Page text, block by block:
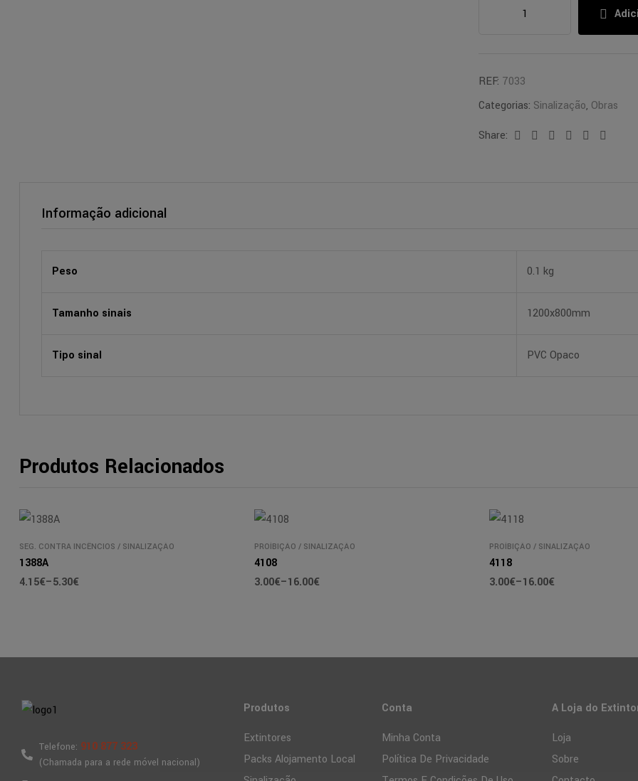
REF: 7033
Categorias: Sinalização, Obras
Share:
Facebook
TwitterLinkedinGoogle+Pinterest
Informação adicional
Peso 0.1 kg
Tamanho sinais 1200x800mm
Tipo sinal PVC Opaco
Produtos Relacionados
SEG. CONTRA INCÊNCIOS / SINALIZAÇÃO
1388A
4.15€–5.30€
PROÍBIÇÃO / SINALIZAÇÃO
4108
3.00€–16.00€
PROÍBIÇÃO / SINALIZAÇÃO
4118
3.00€–16.00€
Telefone: 910 877 323
(Chamada para a rede móvel nacional)
Produtos
Extintores
Packs Alojamento Local
Conta
Minha Conta
Política De Privacidade
A Loja do
Loja
Sobre